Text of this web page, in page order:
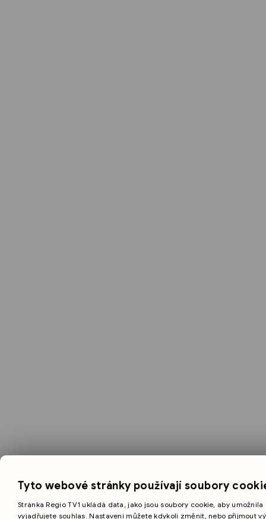
Tyto webové stránky používají soubory
Stránka Regio TV1 ukládá data, jako jsou soubory cookie, aby
vyjadřujete souhlas. Nastavení můžete kdykoli změnit, nebo přijmout